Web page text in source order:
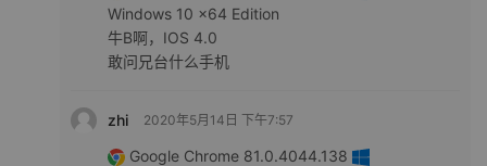
Windows 10 x64 Edition
牛B啊，IOS 4.0
敢问兄台什么手机
zhi 2020年5月14日 下午7:57
Google Chrome 81.0.4044.138